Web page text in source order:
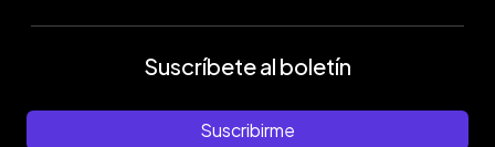
Suscríbete al boletín
Suscribirme